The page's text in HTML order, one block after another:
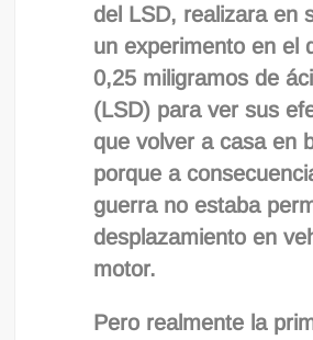
del LSD, realizara en
un experimento en el
0,25 miligramos de
(LSD) para ver sus
que volver a casa en
porque a
guerra no estaba
desplazamiento en
motor.
Pero realmente la